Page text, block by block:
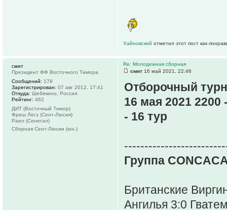
Хайновский отметил этот пост как
Re: Молодежная сборная
смит 16 май 2021, 22:46
Отборочный
16 мая 2021 2200
- 16 тур
Группа
Британские
Ангилья 3:0
смит
Президент ФФ Восточного Тимора
Сообщений: 178
Зарегистрирован: 07 авг 2012, 17:41
Откуда: Шебекино, Россия
Рейтинг: 462
ДИТ (Восточный Тимор)
Фреш Легз (Сент-Люсия)
Раил (Сенегал)
Сборная Сент-Люсии (юн.)